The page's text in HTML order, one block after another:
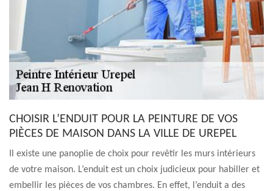
CHOISIR L’ENDUIT POUR LA PEINTURE DE VOS
PIÈCES DE MAISON DANS LA VILLE DE UREPEL
Il existe une panoplie de choix pour revêtir les murs intérieurs
de votre maison. L’enduit est un choix judicieux pour habiller et
embellir les pièces de vos chambres. En effet, l’enduit a des